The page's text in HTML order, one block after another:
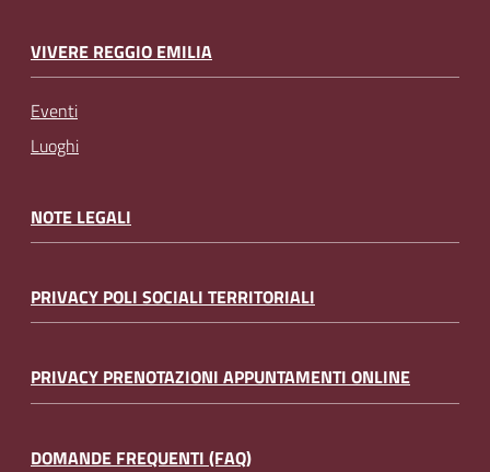
VIVERE REGGIO EMILIA
Eventi
Luoghi
NOTE LEGALI
PRIVACY POLI SOCIALI TERRITORIALI
PRIVACY PRENOTAZIONI APPUNTAMENTI ONLINE
DOMANDE FREQUENTI (FAQ)